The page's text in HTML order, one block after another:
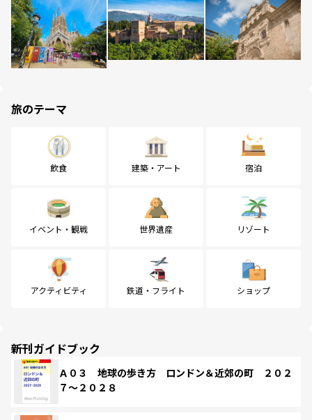
旅のテーマ
飲食 建築・アート 宿泊
イベント・観戦 世界遺産 リゾート
アクティビティ 鉄道・フライト ショップ
新刊ガイドブック
Ａ０３ 地球の歩き方 ロンドン＆近郊の町 ２０２
７～２０２８